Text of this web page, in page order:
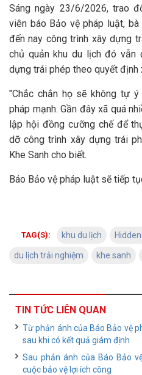
Sáng ngày 23/6/2026, trao
viên báo Bảo vệ pháp luật,
đến nay công trình xây dựng
chủ quản khu du lịch đó vẫn
dựng trái phép theo quyết định
"Chắc chắn họ sẽ không tự
pháp mạnh. Gần đây xã quá
lập hội đồng cưỡng chế để
dỡ công trình xây dựng trái
Khe Sanh cho biết.
Báo Bảo vệ pháp luật sẽ tiếp
TAG(S): khu du lịch Hidden
du lịch trải nghiệm khe sanh
TIN TỨC LIÊN QUAN
Từ phản ánh của Báo Bảo vệ
sau khi có kết quả giám định
Sau phản ánh của Báo Bảo
cuộc bảo vệ lợi ích công